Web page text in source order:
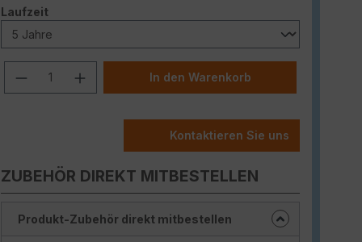
Laufzeitauswählen
Produkt Anzahl: Gib den
In den Warenkorb
Kontaktieren Sie uns
ZUBEHÖR DIREKT MITBESTELLEN
Produkt-Zubehör direkt mitbestellen